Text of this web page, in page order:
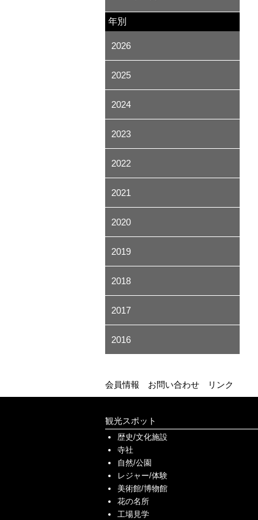
年別
2026
2025
2024
2023
2022
2021
2020
2019
2018
2017
2016
会員情報 お問い合わせ リンク
観光スポット
歴史/文化施設
寺社
自然/公園
レジャー/体験
美術館/博物館
花の名所
工場見学